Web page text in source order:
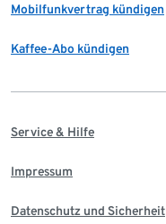
Mobilfunkvertrag kündigen
Kaffee-Abo kündigen
Service & Hilfe
Impressum
Datenschutz und Sicherheit